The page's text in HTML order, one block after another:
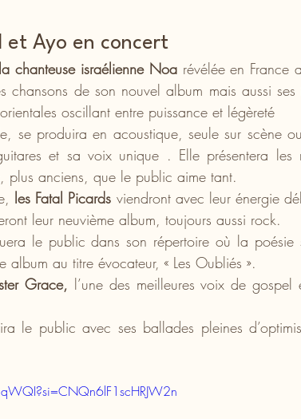
et Ayo en concert
la chanteuse israélienne Noa révélée en France
chansons de son nouvel album mais aussi
oscillant entre puissance et légèreté
se produira en acoustique, seule sur scène
et sa voix unique . Elle présentera les
plus anciens, que le public aime tant.
les Fatal Picards viendront avec leur énergie
leur neuvième album, toujours aussi rock.
le public dans son répertoire où la poésie
au titre évocateur, « Les Oubliés ».
Grace, l’une des meilleures voix de
le public avec ses ballades pleines